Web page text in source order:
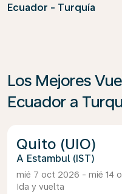
Ecuador - Turquía
Los Mejores
Ecuador a
Quito (UIO)
Estambul (IST)
mié 7 oct 2026 - mié 14
Ida y vuelta